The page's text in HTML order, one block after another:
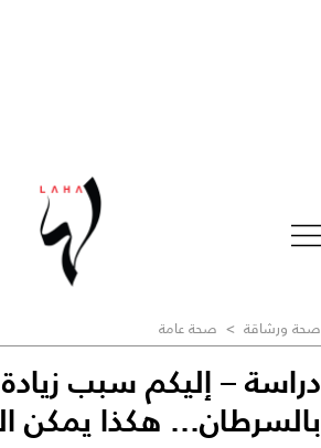
صحة ورشاقة > صحة عامة
دراسة – إليكم سبب
بالسرطان... هكذا يمكن